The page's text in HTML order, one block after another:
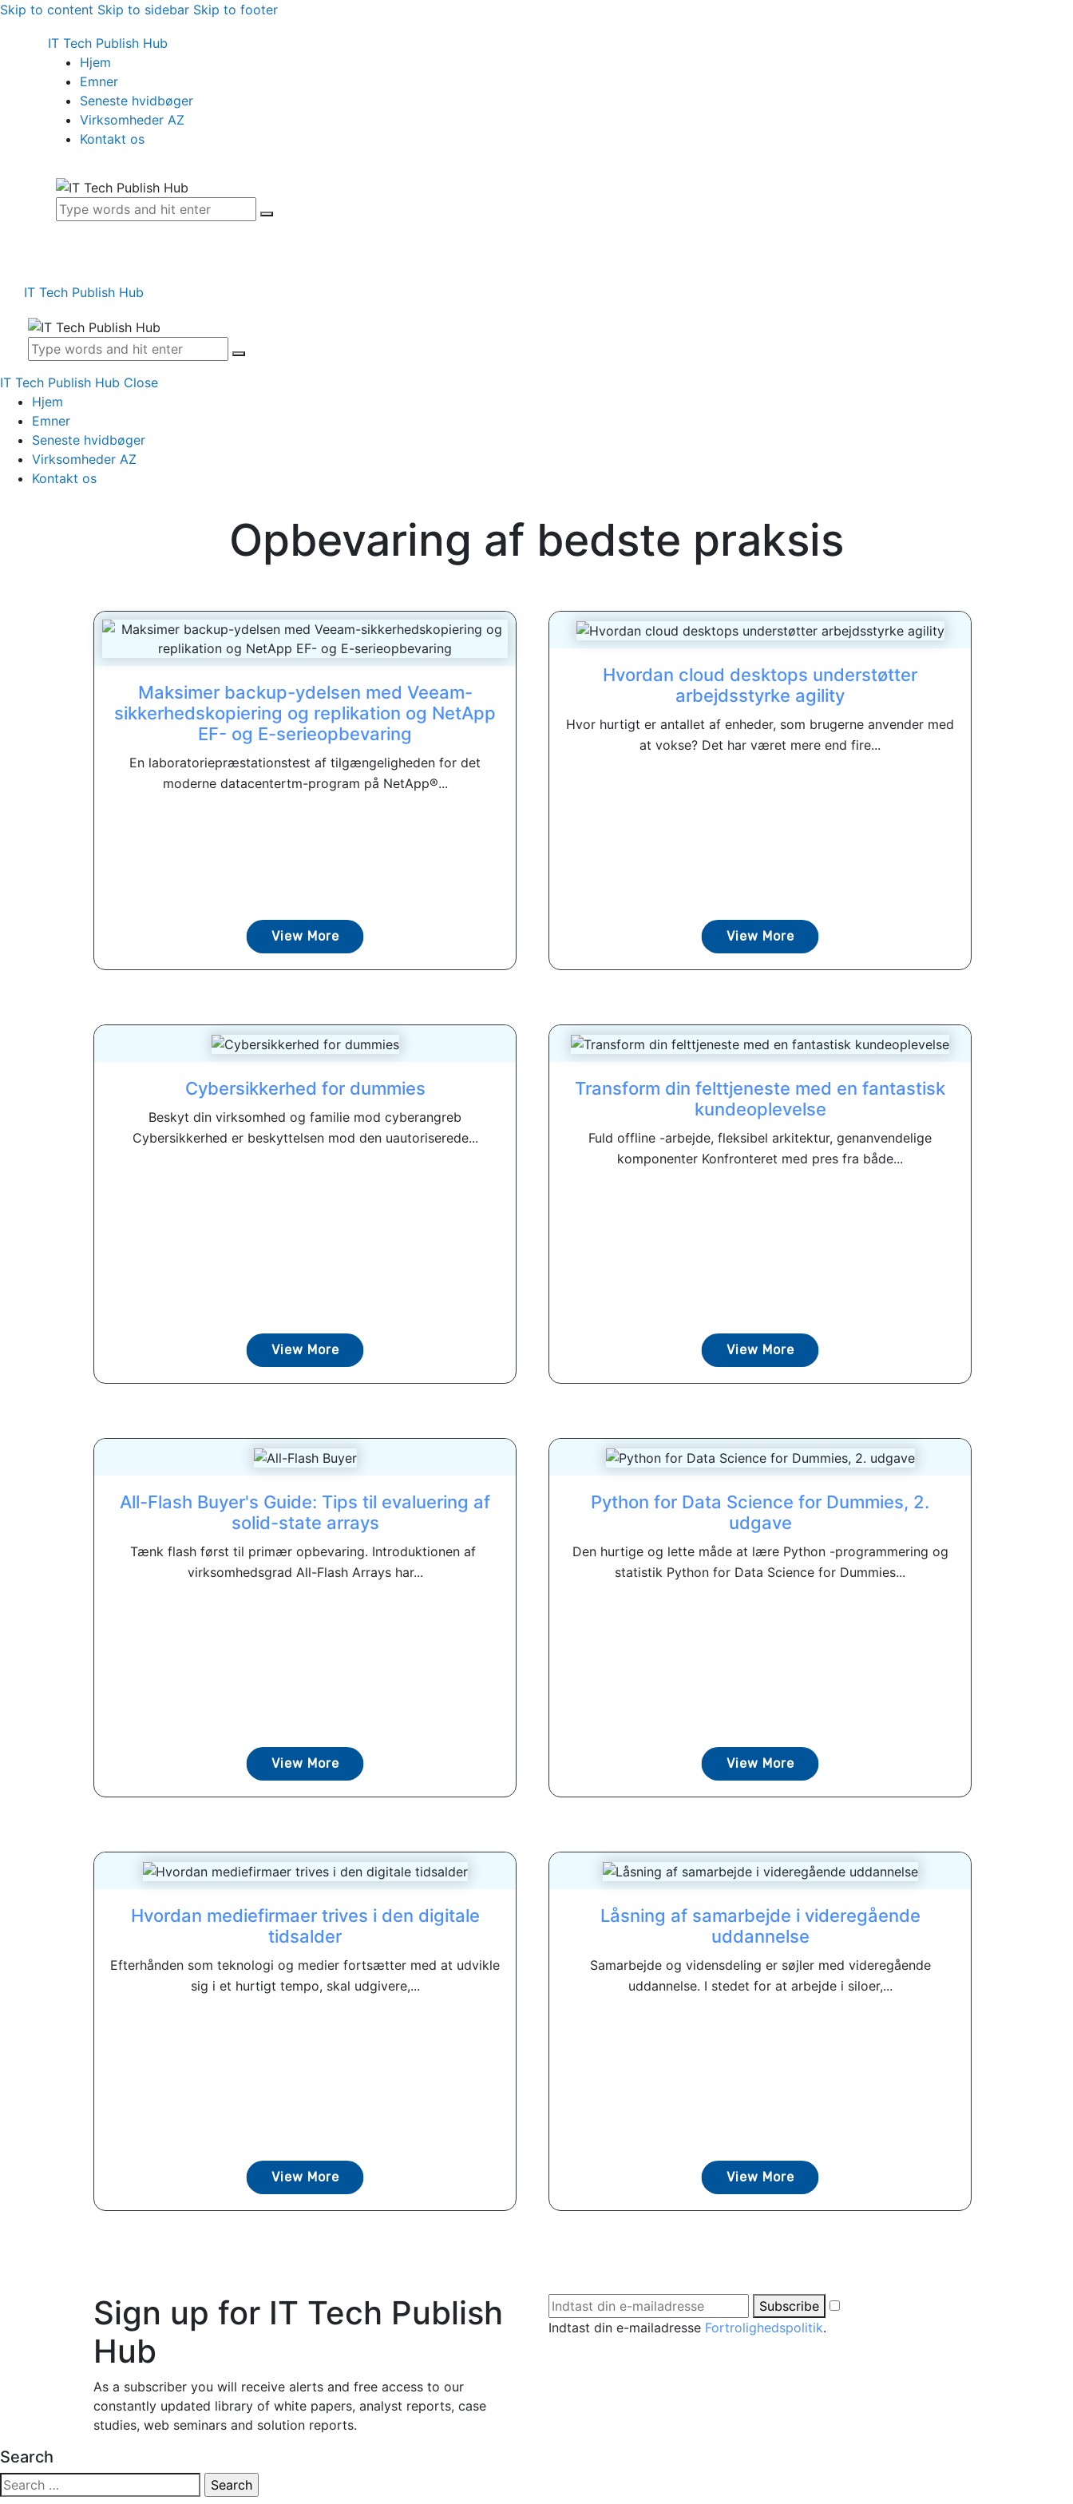
Skip to content Skip to sidebar Skip to footer
IT Tech Publish Hub
Hjem
Emner
Seneste hvidbøger
Virksomheder AZ
Kontakt os
IT Tech Publish Hub
IT Tech Publish Hub Close
Hjem
Emner
Seneste hvidbøger
Virksomheder AZ
Kontakt os
Opbevaring af bedste praksis
Maksimer backup-ydelsen med Veeam-
sikkerhedskopiering og replikation og NetApp
EF- og E-serieopbevaring
En laboratoriepræstationstest af tilgængeligheden for det
moderne datacentertm-program på NetApp®...
View More
Hvordan cloud desktops understøtter
arbejdsstyrke agility
Hvor hurtigt er antallet af enheder, som brugerne anvender med
at vokse? Det har været mere end fire...
View More
Cybersikkerhed for dummies
Beskyt din virksomhed og familie mod cyberangreb
Cybersikkerhed er beskyttelsen mod den uautoriserede...
View More
Transform din felttjeneste med en fantastisk
kundeoplevelse
Fuld offline -arbejde, fleksibel arkitektur, genanvendelige
komponenter Konfronteret med pres fra både...
View More
All-Flash Buyer's Guide: Tips til evaluering af
solid-state arrays
Tænk flash først til primær opbevaring. Introduktionen af ​​
virksomhedsgrad All-Flash Arrays har...
View More
Python for Data Science for Dummies, 2.
udgave
Den hurtige og lette måde at lære Python -programmering og
statistik Python for Data Science for Dummies...
View More
Hvordan mediefirmaer trives i den digitale
tidsalder
Efterhånden som teknologi og medier fortsætter med at udvikle
sig i et hurtigt tempo, skal udgivere,...
View More
Låsning af samarbejde i videregående
uddannelse
Samarbejde og vidensdeling er søjler med videregående
uddannelse. I stedet for at arbejde i siloer,...
View More
Sign up for IT Tech Publish
Hub
As a subscriber you will receive alerts and free access to our
constantly updated library of white papers, analyst reports, case
studies, web seminars and solution reports.
Subscribe
Indtast din e-mailadresse Fortrolighedspolitik.
Search
Search